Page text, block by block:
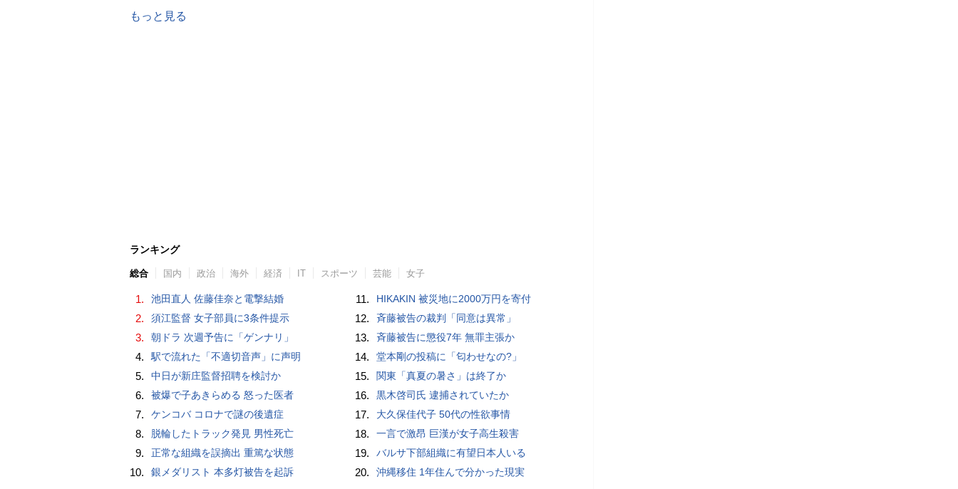
もっと見る
ランキング
総合 国内 政治 海外 経済 IT スポーツ 芸能 女子
1. 池田直人 佐藤佳奈と電撃結婚
2. 須江監督 女子部員に3条件提示
3. 朝ドラ 次週予告に「ゲンナリ」
4. 駅で流れた「不適切音声」に声明
5. 中日が新庄監督招聘を検討か
6. 被爆で子あきらめる 怒った医者
7. ケンコバ コロナで謎の後遺症
8. 脱輪したトラック発見 男性死亡
9. 正常な組織を誤摘出 重篤な状態
10. 銀メダリスト 本多灯被告を起訴
11. HIKAKIN 被災地に2000万円を寄付
12. 斉藤被告の裁判「同意は異常」
13. 斉藤被告に懲役7年 無罪主張か
14. 堂本剛の投稿に「匂わせなの?」
15. 関東「真夏の暑さ」は終了か
16. 黒木啓司氏 逮捕されていたか
17. 大久保佳代子 50代の性欲事情
18. 一言で激昂 巨漢が女子高生殺害
19. バルサ下部組織に有望日本人いる
20. 沖縄移住 1年住んで分かった現実